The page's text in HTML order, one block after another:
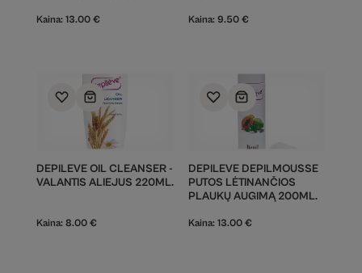
Kaina: 13.00 € Kaina: 9.50 €
DEPILEVE OIL CLEANSER -
VALANTIS ALIEJUS 220ML.
Kaina: 8.00 €
DEPILEVE DEPILMOUSSE
PUTOS LĖTINANČIOS
PLAUKŲ AUGIMĄ 200ML.
Kaina: 13.00 €